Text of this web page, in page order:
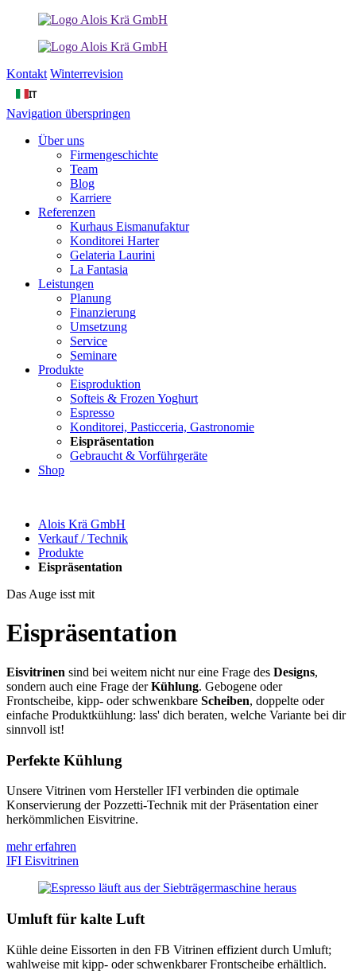
Kontakt Winterrevision
IT
Navigation überspringen
Über uns
Firmengeschichte
Team
Blog
Karriere
Referenzen
Kurhaus Eismanufaktur
Konditorei Harter
Gelateria Laurini
La Fantasia
Leistungen
Planung
Finanzierung
Umsetzung
Service
Seminare
Produkte
Eisproduktion
Softeis & Frozen Yoghurt
Espresso
Konditorei, Pasticceria, Gastronomie
Eispräsentation
Gebraucht & Vorführgeräte
Shop
Alois Krä GmbH
Verkauf / Technik
Produkte
Eispräsentation
Das Auge isst mit
Eispräsentation
Eisvitrinen sind bei weitem nicht nur eine Frage des Designs,
sondern auch eine Frage derKühlung. Gebogene oder
Frontscheibe, kipp- oder schwenkbare Scheiben, doppelte oder
einfache Produktkühlung: lass' dich beraten, welche Variante bei dir
sinnvoll ist!
Perfekte Kühlung
Unsere Vitrinen vom Hersteller IFI verbinden die optimale
Konservierung der Pozzetti-Technik mit der Präsentation einer
herkömmlichen Eisvitrine.
mehr erfahren
IFI Eisvitrinen
Umluft für kalte Luft
Kühle deine Eissorten in den FB Vitrinen effizient durch Umluft;
wahlweise mit kipp- oder schwenkbarer Frontscheibe erhältlich.